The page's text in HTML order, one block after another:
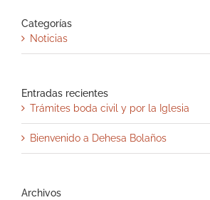
Categorías
Noticias
Entradas recientes
Trámites boda civil y por la Iglesia
Bienvenido a Dehesa Bolaños
Archivos